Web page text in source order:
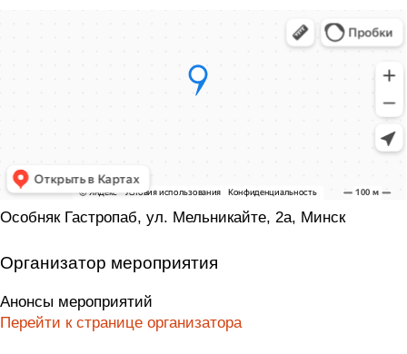
Особняк Гастропаб, ул. Мельникайте, 2а, Минск
Организатор мероприятия
Анонсы мероприятий
Перейти к странице организатора